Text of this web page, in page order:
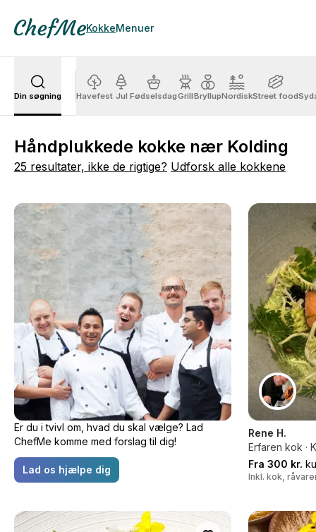
KokkeMenuer
Din søgning Havefest Jul FødselsdagGrillBryllupNordiskStreet food
Håndplukkede kokke nær Kolding
25 resultater, ikke de rigtige? Udforsk alle kokkene
Er du i tvivl om, hvad du skal vælge? Lad
ChefMe komme med forslag til dig!
Lad os hjælpe dig
Rene H.
Erfaren kok ·
Fra 300 kr.
Inkl. kok,